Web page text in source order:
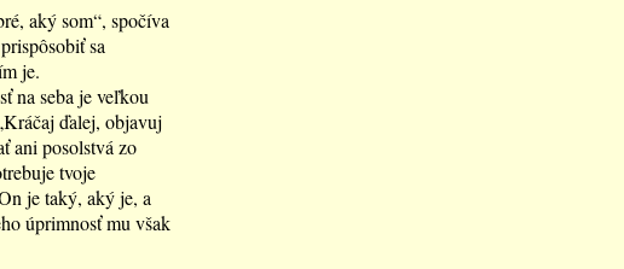
aký som“, spočíva
sa
je.
na seba je veľkou
ďalej, objavuj
ani posolstvá zo
tvoje
je taký, aký je, a
úprimnosť mu však